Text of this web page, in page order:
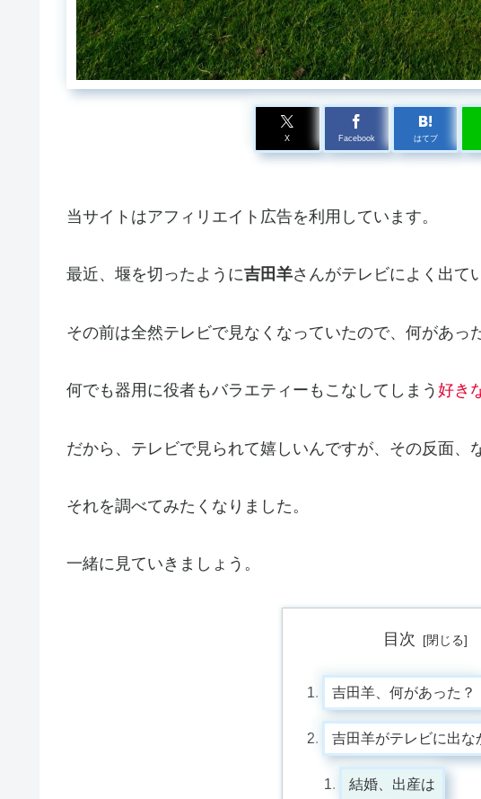
X Facebook はてブ
当サイトはアフィリエイト広告を利用しています。
最近、堰を切ったように吉田羊さんがテレビによく出て
その前は全然テレビで見なくなっていたので、何があっ
何でも器用に役者もバラエティーもこなしてしまう 好き
だから、テレビで見られて嬉しいんですが、その反面、
それを調べてみたくなりました。
一緒に見ていきましょう。
目次
吉田羊、何があった？
吉田羊がテレビに出な
結婚、出産は